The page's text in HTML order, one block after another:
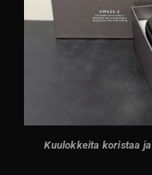
Kuulokkeita koristaa